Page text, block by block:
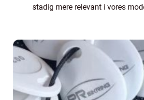
stadig mere relevant i vores
klimaforandring...